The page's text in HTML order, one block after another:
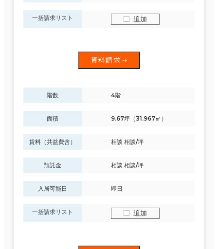
一括請求リスト 追加
資料請求
階数 4階
面積 9.67坪（31.967㎡）
賃料（共益費含） 相談 相談/坪
預託金 相談 相談/坪
入居可能日 即日
一括請求リスト 追加